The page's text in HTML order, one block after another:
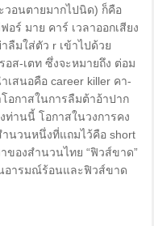
วอนตายมากไปนิด) ก็คือ
อร์ มาย คาร์ เวลาออกเสียง
ลืมใส่ตัว r เข้าไปด้วย
อส-เตท ซึ่งจะหมายถึง ต่อม
สนอคือ career killer คา-
อกาสในการลืมต้าอ้าปาก
านนี้ โอกาสในวงการคง
นวนหนึ่งที่แถมไว้คือ short
ของสำนวนไทย “ฟิวส์ขาด”
นอารมณ์ร้อนและฟิวส์ขาด